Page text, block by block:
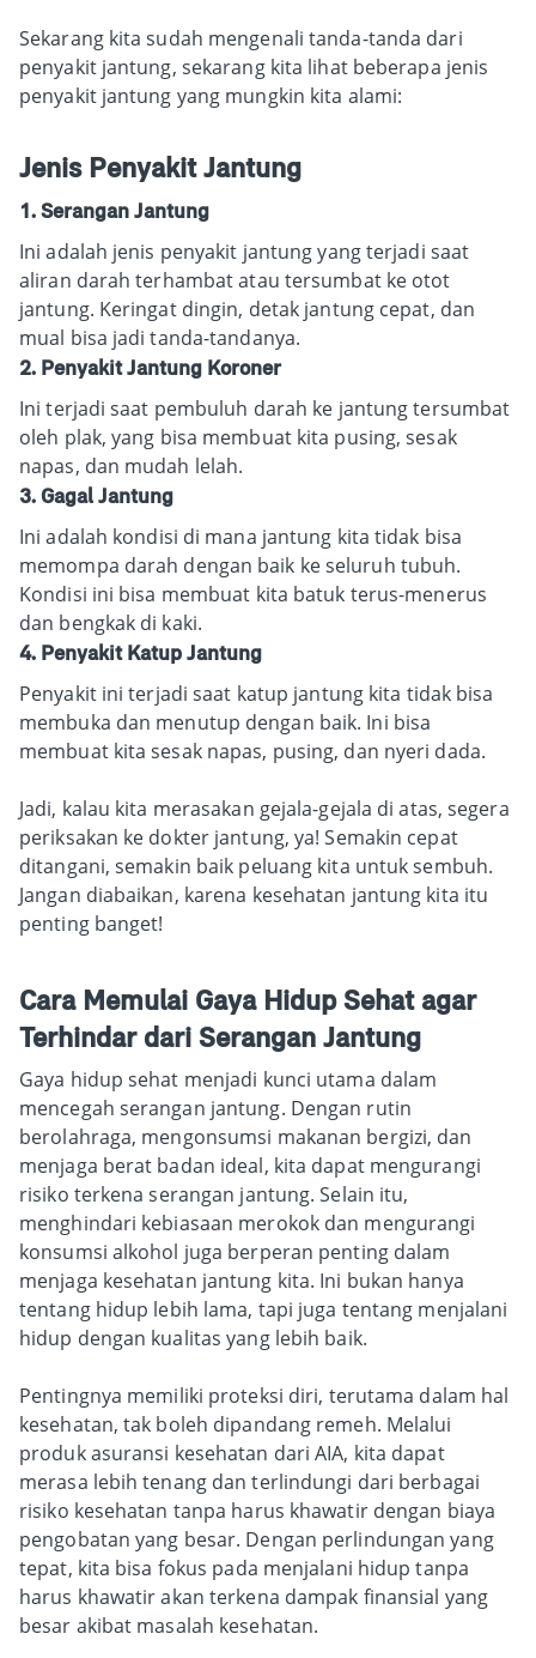
Sekarang kita sudah mengenali tanda-tanda dari
penyakit jantung, sekarang kita lihat beberapa jenis
penyakit jantung yang mungkin kita alami:
Jenis Penyakit Jantung
1. Serangan Jantung
Ini adalah jenis penyakit jantung yang terjadi saat
aliran darah terhambat atau tersumbat ke otot
jantung. Keringat dingin, detak jantung cepat, dan
mual bisa jadi tanda-tandanya.
2. Penyakit Jantung Koroner
Ini terjadi saat pembuluh darah ke jantung tersumbat
oleh plak, yang bisa membuat kita pusing, sesak
napas, dan mudah lelah.
3. Gagal Jantung
Ini adalah kondisi di mana jantung kita tidak bisa
memompa darah dengan baik ke seluruh tubuh.
Kondisi ini bisa membuat kita batuk terus-menerus
dan bengkak di kaki.
4. Penyakit Katup Jantung
Penyakit ini terjadi saat katup jantung kita tidak bisa
membuka dan menutup dengan baik. Ini bisa
membuat kita sesak napas, pusing, dan nyeri dada.
Jadi, kalau kita merasakan gejala-gejala di atas, segera
periksakan ke dokter jantung, ya! Semakin cepat
ditangani, semakin baik peluang kita untuk sembuh.
Jangan diabaikan, karena kesehatan jantung kita itu
penting banget!
Cara Memulai Gaya Hidup Sehat agar
Terhindar dari Serangan Jantung
Gaya hidup sehat menjadi kunci utama dalam
mencegah serangan jantung. Dengan rutin
berolahraga, mengonsumsi makanan bergizi, dan
menjaga berat badan ideal, kita dapat mengurangi
risiko terkena serangan jantung. Selain itu,
menghindari kebiasaan merokok dan mengurangi
konsumsi alkohol juga berperan penting dalam
menjaga kesehatan jantung kita. Ini bukan hanya
tentang hidup lebih lama, tapi juga tentang menjalani
hidup dengan kualitas yang lebih baik.
Pentingnya memiliki proteksi diri, terutama dalam hal
kesehatan, tak boleh dipandang remeh. Melalui
produk asuransi kesehatan dari AIA, kita dapat
merasa lebih tenang dan terlindungi dari berbagai
risiko kesehatan tanpa harus khawatir dengan biaya
pengobatan yang besar. Dengan perlindungan yang
tepat, kita bisa fokus pada menjalani hidup tanpa
harus khawatir akan terkena dampak finansial yang
besar akibat masalah kesehatan.